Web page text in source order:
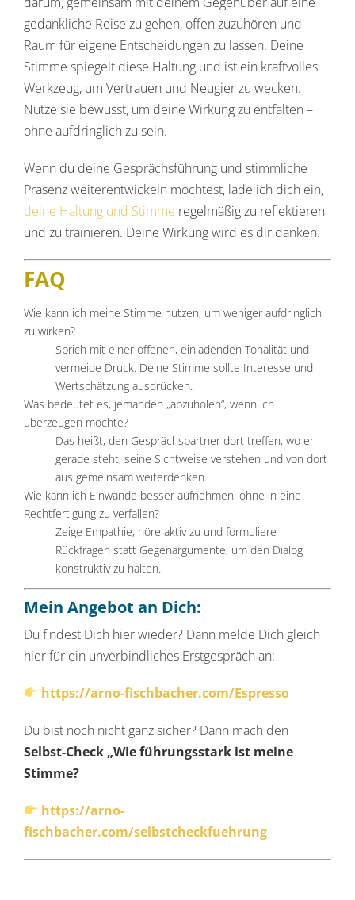
gedankliche Reise zu gehen, offen zuzuhören und
Raum für eigene Entscheidungen zu lassen. Deine
Stimme spiegelt diese Haltung und ist ein kraftvolles
Werkzeug, um Vertrauen und Neugier zu wecken.
Nutze sie bewusst, um deine Wirkung zu entfalten –
ohne aufdringlich zu sein.
Wenn du deine Gesprächsführung und stimmliche
Präsenz weiterentwickeln möchtest, lade ich dich ein,
deine Haltung und Stimme regelmäßig zu reflektieren
und zu trainieren. Deine Wirkung wird es dir danken.
FAQ
Wie kann ich meine Stimme nutzen, um weniger aufdringlich
zu wirken?
Sprich mit einer offenen, einladenden Tonalität und
vermeide Druck. Deine Stimme sollte Interesse und
Wertschätzung ausdrücken.
Was bedeutet es, jemanden „abzuholen“, wenn ich
überzeugen möchte?
Das heißt, den Gesprächspartner dort treffen, wo er
gerade steht, seine Sichtweise verstehen und von dort
aus gemeinsam weiterdenken.
Wie kann ich Einwände besser aufnehmen, ohne in eine
Rechtfertigung zu verfallen?
Zeige Empathie, höre aktiv zu und formuliere
Rückfragen statt Gegenargumente, um den Dialog
konstruktiv zu halten.
Mein Angebot an Dich:
Du findest Dich hier wieder? Dann melde Dich gleich
hier für ein unverbindliches Erstgespräch an:
https://arno-fischbacher.com/Espresso
Du bist noch nicht ganz sicher? Dann mach den
Selbst-Check „Wie führungsstark ist meine
Stimme?
https://arno-
fischbacher.com/selbstcheckfuehrung